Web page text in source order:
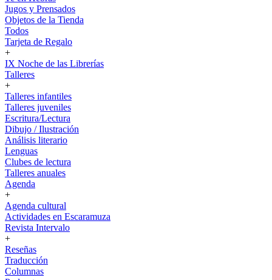
Jugos y Prensados
Objetos de la Tienda
Todos
Tarjeta de Regalo
+
IX Noche de las Librerías
Talleres
+
Talleres infantiles
Talleres juveniles
Escritura/Lectura
Dibujo / Ilustración
Análisis literario
Lenguas
Clubes de lectura
Talleres anuales
Agenda
+
Agenda cultural
Actividades en Escaramuza
Revista Intervalo
+
Reseñas
Traducción
Columnas